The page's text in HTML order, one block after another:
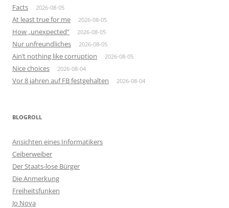
Facts 2026-08-05
At least true for me 2026-08-05
How „unexpected“ 2026-08-05
Nur unfreundliches 2026-08-05
Ain’t nothing like corruption 2026-08-05
Nice choices 2026-08-04
Vor 8 jahren auf FB festgehalten 2026-08-04
BLOGROLL
Ansichten eines Informatikers
Ceiberweiber
Der Staats-lose Bürger
Die Anmerkung
Freiheitsfunken
Jo Nova